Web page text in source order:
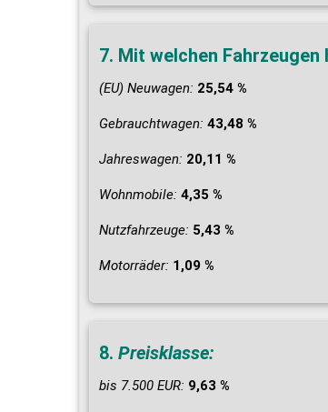
7. Mit welchen
(EU) Neuwagen: 25,54 %
Gebrauchtwagen: 43,48 %
Jahreswagen: 20,11 %
Wohnmobile: 4,35 %
Nutzfahrzeuge: 5,43 %
Motorräder: 1,09 %
8. Preisklasse:
bis 7.500 EUR: 9,63 %